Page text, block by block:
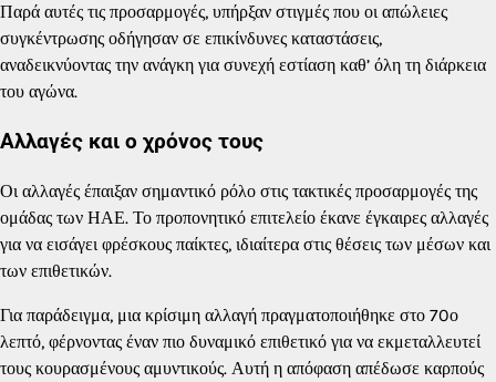
Παρά αυτές τις προσαρμογές, υπήρξαν στιγμές που οι απώλειες
συγκέντρωσης οδήγησαν σε επικίνδυνες καταστάσεις,
αναδεικνύοντας την ανάγκη για συνεχή εστίαση καθ’ όλη τη διάρκεια
του αγώνα.
Αλλαγές και ο χρόνος τους
Οι αλλαγές έπαιξαν σημαντικό ρόλο στις τακτικές προσαρμογές της
ομάδας των ΗΑΕ. Το προπονητικό επιτελείο έκανε έγκαιρες αλλαγές
για να εισάγει φρέσκους παίκτες, ιδιαίτερα στις θέσεις των μέσων και
των επιθετικών.
Για παράδειγμα, μια κρίσιμη αλλαγή πραγματοποιήθηκε στο 70ο
λεπτό, φέρνοντας έναν πιο δυναμικό επιθετικό για να εκμεταλλευτεί
τους κουρασμένους αμυντικούς. Αυτή η απόφαση απέδωσε καρπούς